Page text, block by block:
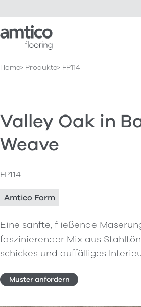
Amtico Flooring
Home Produkte FP114
Valley Oak in
Weave
FP114
Amtico Form
Eine sanfte, fließende
faszinierender Mix aus
schickes und auffälliges
Muster anfordern